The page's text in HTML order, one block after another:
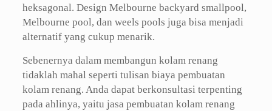
heksagonal. Design Melbourne backyard smallpool,
Melbourne pool, dan weels pools juga bisa menjadi
alternatif yang cukup menarik.
Sebenernya dalam membangun kolam renang
tidaklah mahal seperti tulisan biaya pembuatan
kolam renang. Anda dapat berkonsultasi terpenting
pada ahlinya, yaitu jasa pembuatan kolam renang